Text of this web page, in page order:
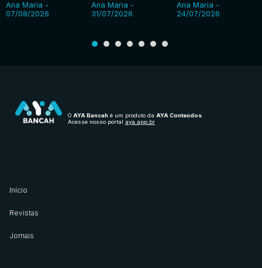
Ana Maria -
07/08/2026
Ana Maria -
31/07/2026
Ana Maria -
24/07/2026
O AYA Bancah é um produto da AYA Conteúdos
Acesse nosso portal aya.app.br
Início
Revistas
Jornais